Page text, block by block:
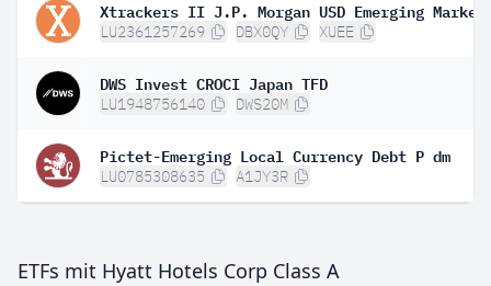
LU2361257269 DBX0QY XUEE
DWS Invest CROCI Japan TFD
LU1948756140 DWS20M
Pictet-Emerging Local Currency Debt P dm
LU0785308635 A1JY3R
ETFs mit Hyatt Hotels Corp Class A